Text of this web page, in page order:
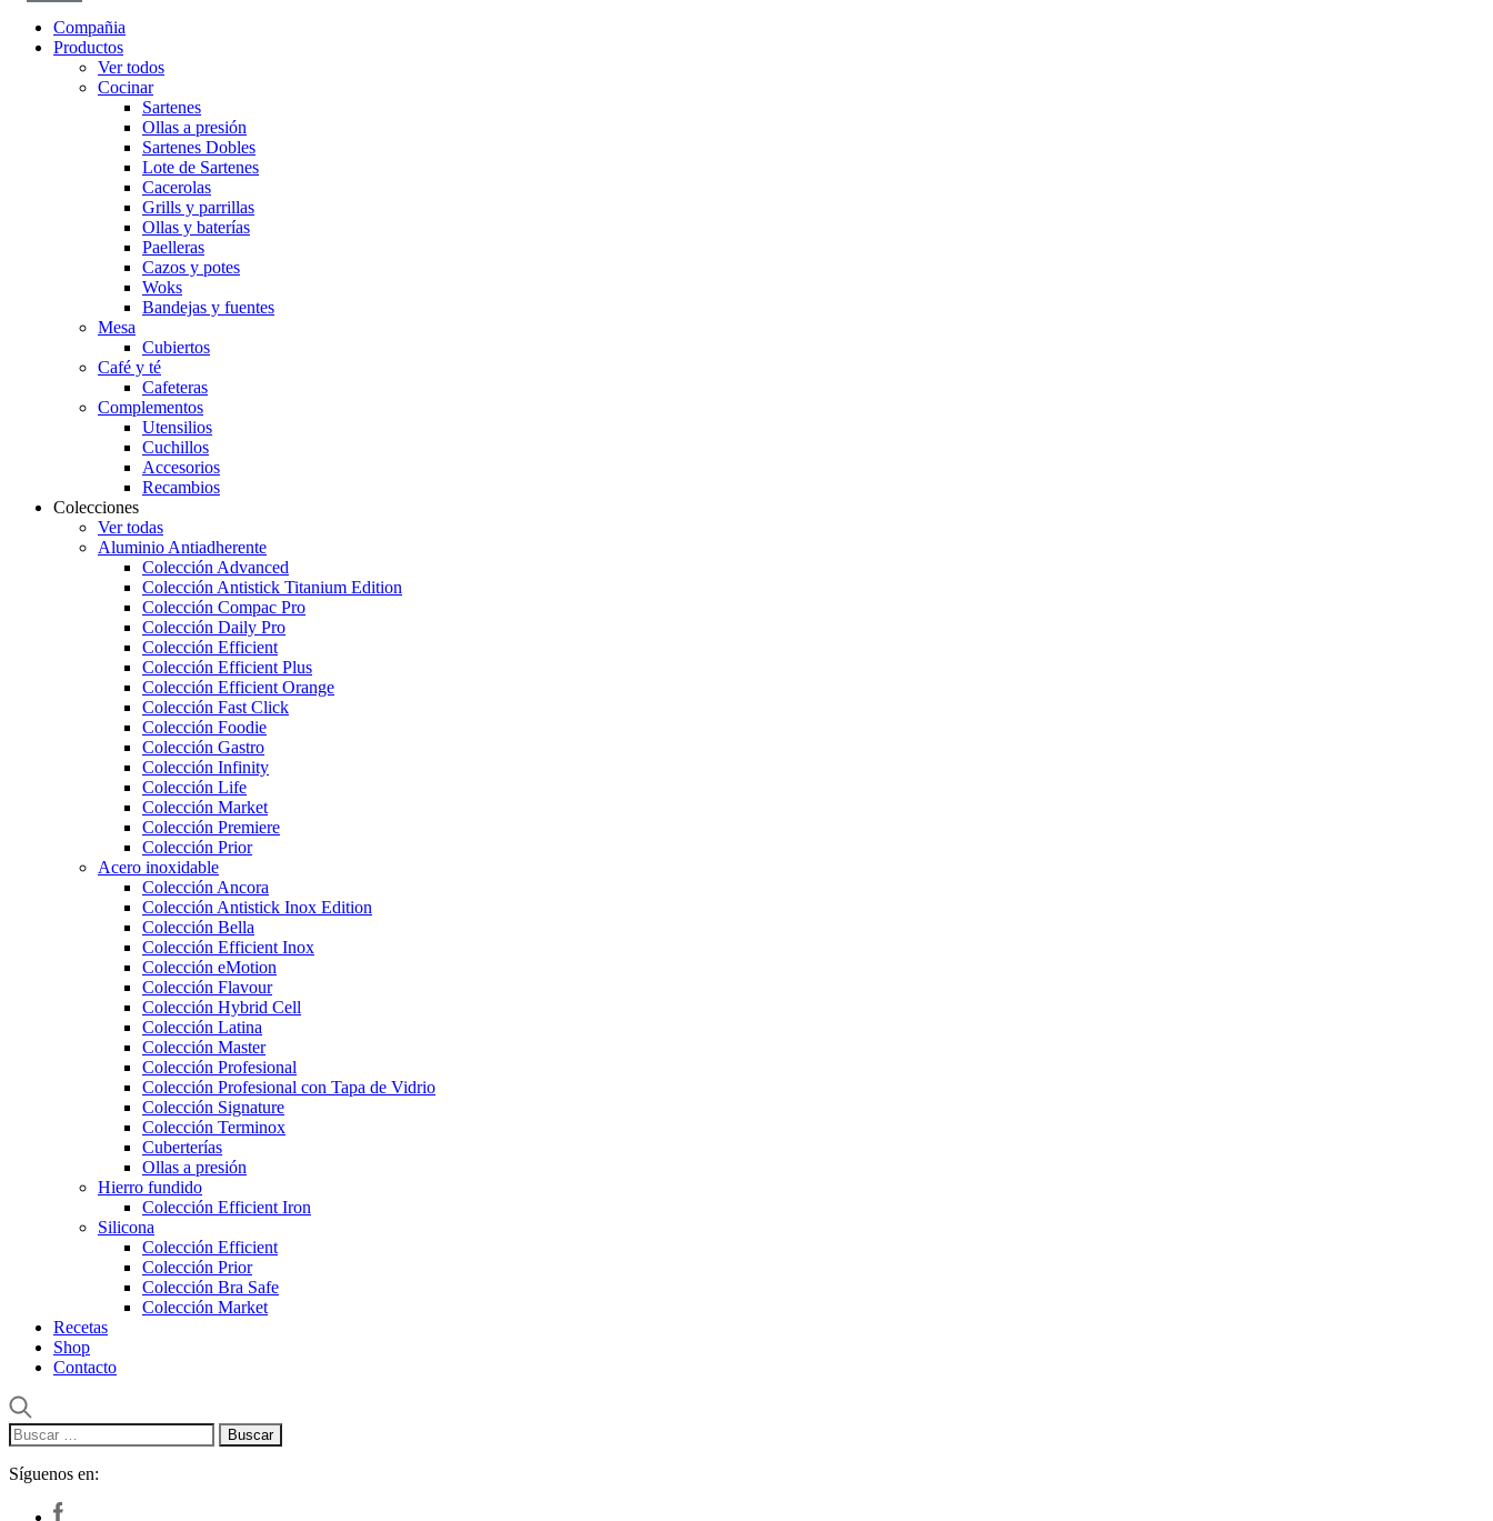
Compañia
Productos
Ver todos
Cocinar
Sartenes
Ollas a presión
Sartenes Dobles
Lote de Sartenes
Cacerolas
Grills y parrillas
Ollas y baterías
Paelleras
Cazos y potes
Woks
Bandejas y fuentes
Mesa
Cubiertos
Café y té
Cafeteras
Complementos
Utensilios
Cuchillos
Accesorios
Recambios
Colecciones
Ver todas
Aluminio Antiadherente
Colección Advanced
Colección Antistick Titanium Edition
Colección Compac Pro
Colección Daily Pro
Colección Efficient
Colección Efficient Plus
Colección Efficient Orange
Colección Fast Click
Colección Foodie
Colección Gastro
Colección Infinity
Colección Life
Colección Market
Colección Premiere
Colección Prior
Acero inoxidable
Colección Ancora
Colección Antistick Inox Edition
Colección Bella
Colección Efficient Inox
Colección eMotion
Colección Flavour
Colección Hybrid Cell
Colección Latina
Colección Master
Colección Profesional
Colección Profesional con Tapa de Vidrio
Colección Signature
Colección Terminox
Cuberterías
Ollas a presión
Hierro fundido
Colección Efficient Iron
Silicona
Colección Efficient
Colección Prior
Colección Bra Safe
Colección Market
Recetas
Shop
Contacto
Buscar:
Síguenos en: